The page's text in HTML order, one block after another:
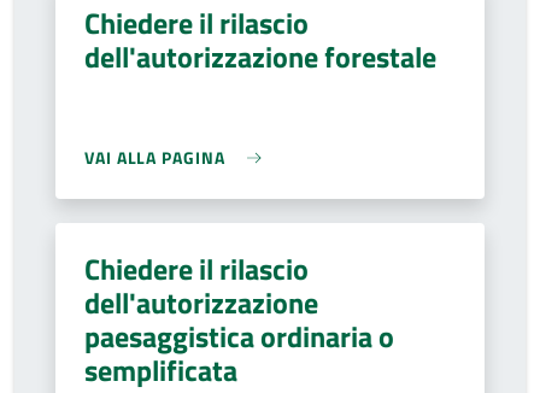
Chiedere il rilascio
dell'autorizzazione forestale
VAI ALLA PAGINA
Chiedere il rilascio
dell'autorizzazione
paesaggistica ordinaria o
semplificata